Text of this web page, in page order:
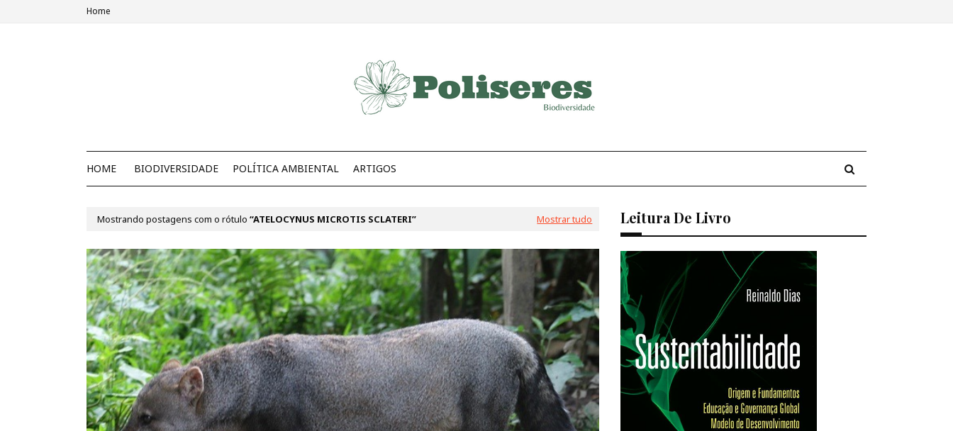
Home
HOME BIODIVERSIDADE POLÍTICA AMBIENTAL ARTIGOS
Mostrando postagens com o rótulo ATELOCYNUS MICROTIS SCLATERI Mostrar tudo Leitura De Livro